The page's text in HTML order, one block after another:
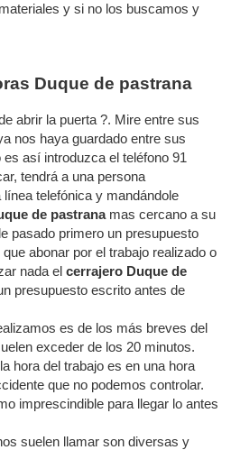
y si no los buscamos y
Duque de pastrana
abrir la puerta ?. Mire entre sus
nos haya guardado entre sus
así introduzca el teléfono 91
tendrá a una persona
telefónica y mandándole
de pastranamas cercano a su
pasado primero un presupuesto
abonar por el trabajo realizado o
nada el cerrajero Duque de
presupuesto escrito antes de
es de los más breves del
exceder de los 20 minutos.
hora del trabajo es en una hora
que no podemos controlar.
imprescindible para llegar lo antes
suelen llamar son diversas y